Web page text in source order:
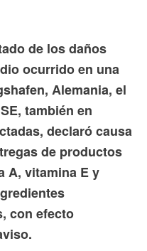
de los daños
ocurrido en una
Alemania, el
también en
declaró causa
de productos
A, vitamina E y
con efecto